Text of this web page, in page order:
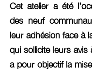
Cet atelier a été
des neuf
leur adhésion face à
qui sollicite leurs
a pour objectif la